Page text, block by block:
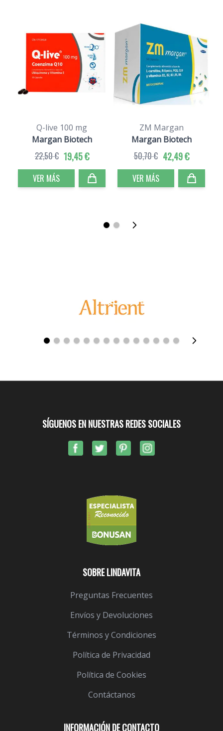
Q-live 100 mg
Margan Biotech
19,45 €
22,50 €
VER MÁS
ZM Margan
Margan Biotech
42,49 €
50,70 €
VER MÁS
INFORMACIÓN DE CONTACTO
SOBRE LINDAVITA
Preguntas Frecuentes
Envíos y Devoluciones
Términos y Condiciones
Política de Privacidad
Política de Cookies
Contáctanos
SÍGUENOS EN NUESTRAS REDES SOCIALES